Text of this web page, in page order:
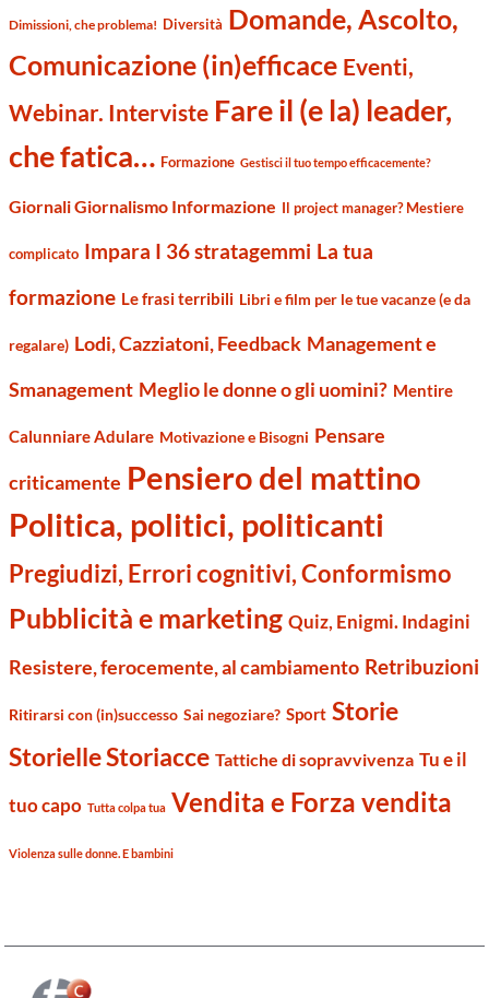
Dimissioni, che problema! Diversità Domande, Ascolto,
Comunicazione (in)efficace Eventi,
Webinar. Interviste Fare il (e la) leader,
che fatica… Formazione Gestisci il tuo tempo efficacemente?
Giornali Giornalismo Informazione Il project manager? Mestiere
complicato Impara I 36 stratagemmi La tua
formazione Le frasi terribili Libri e film per le tue vacanze (e da
regalare) Lodi, Cazziatoni, Feedback Management e
Smanagement Meglio le donne o gli uomini? Mentire
Calunniare Adulare Motivazione e Bisogni Pensare
criticamente Pensiero del mattino
Politica, politici, politicanti
Pregiudizi, Errori cognitivi, Conformismo
Pubblicità e marketing Quiz, Enigmi. Indagini
Resistere, ferocemente, al cambiamento Retribuzioni
Ritirarsi con (in)successo Sai negoziare? Sport Storie
Storielle Storiacce Tattiche di sopravvivenza Tu e il
tuo capo Tutta colpa tua Vendita e Forza vendita
Violenza sulle donne. E bambini